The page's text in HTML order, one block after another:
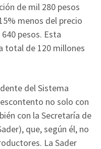
de mil 280 pesos
menos del precio
pesos. Esta
total de 120 millones
del Sistema
no solo con
con la Secretaría de
que, según él, no
La Sader